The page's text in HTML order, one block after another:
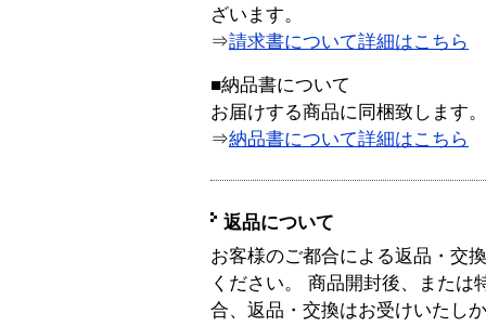
ざいます。
⇒請求書について詳細はこちら
■納品書について
お届けする商品に同梱致します。
⇒納品書について詳細はこちら
返品について
お客様のご都合による返品・交
ください。 商品開封後、または
合、返品・交換はお受けいたし